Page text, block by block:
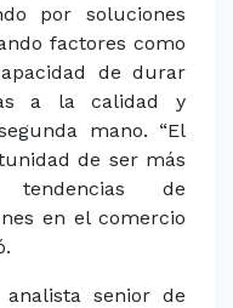
por soluciones
factores como
de durar
a la calidad y
mano. “El
de ser más
de
en el comercio
senior de